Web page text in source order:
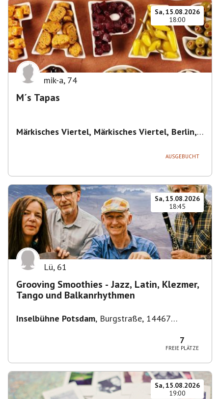
Sa, 15.08.2026
18:00
mik-a, 74
M´s Tapas
Märkisches Viertel, Märkisches Viertel, Berlin,
AUSGEBUCHT
Sa, 15.08.2026
18:45
Lü, 61
Grooving Smoothies - Jazz, Latin, Klezmer,
Tango und Balkanrhythmen
Inselbühne Potsdam, Burgstraße, 14467
7
FREIE PLÄTZE
Sa, 15.08.2026
19:00